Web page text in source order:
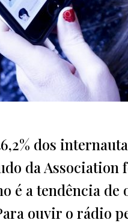
dos
da
é a tendência
ouvir o rádio